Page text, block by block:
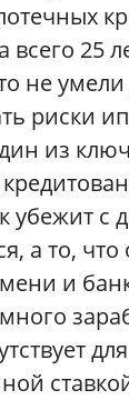
всего 25
не
риски
из
убежит с
а то,
и